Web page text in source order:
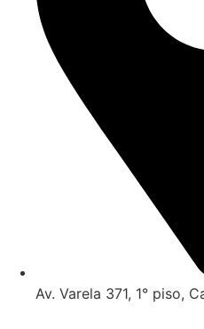
Av. Varela 371, 1° piso,